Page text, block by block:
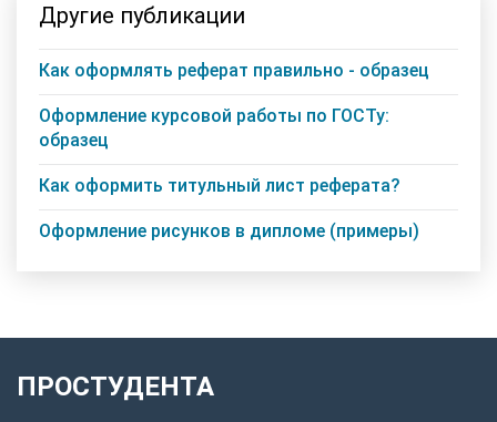
Другие публикации
Как оформлять реферат правильно - образец
Оформление курсовой работы по ГОСТу:
образец
Как оформить титульный лист реферата?
Оформление рисунков в дипломе (примеры)
ПРОСТУДЕНТА